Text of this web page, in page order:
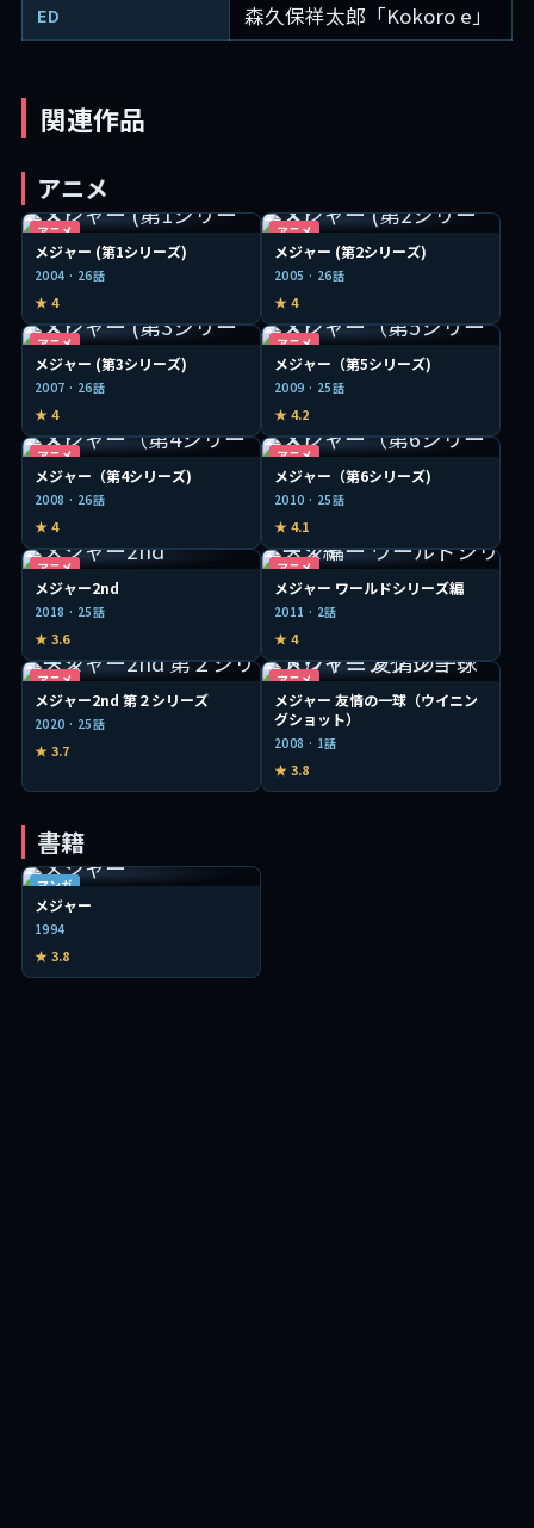
ED 森久保祥太郎「Kokoro e」
関連作品
アニメ
アニメ
メジャー (第1シリーズ)
2004 · 26話
★ 4
アニメ
メジャー (第2シリーズ)
2005 · 26話
★ 4
アニメ
メジャー (第3シリーズ)
2007 · 26話
★ 4
アニメ
メジャー（第5シリーズ)
2009 · 25話
★ 4.2
アニメ
メジャー（第4シリーズ)
2008 · 26話
★ 4
アニメ
メジャー（第6シリーズ)
2010 · 25話
★ 4.1
アニメ
メジャー2nd
2018 · 25話
★ 3.6
アニメ
メジャー ワールドシリーズ編
2011 · 2話
★ 4
アニメ
メジャー2nd 第２シリーズ
2020 · 25話
★ 3.7
アニメ
メジャー 友情の一球（ウイニン
グショット）
2008 · 1話
★ 3.8
書籍
マンガ
メジャー
1994
★ 3.8